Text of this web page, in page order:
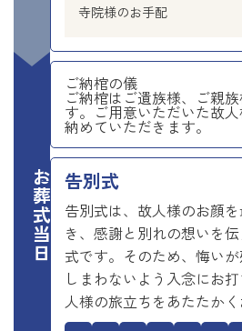
寺院様のお手配
お葬式当日
ご納棺の儀
ご納棺はご遺族様、ご親
す。ご用意いただいた故
納めていただきます。
告別式
告別式は、故人様のお顔
き、感謝と別れの想いを
式です。そのため、悔い
しまわないよう入念にお
人様の旅立ちをあたたかく